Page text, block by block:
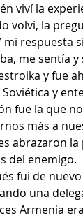
viví la
volvi, la
mi respuesta
me sentía
y fue
y
fue la que
más a
abrazaron
del enemigo.
fui de
una
Armenia